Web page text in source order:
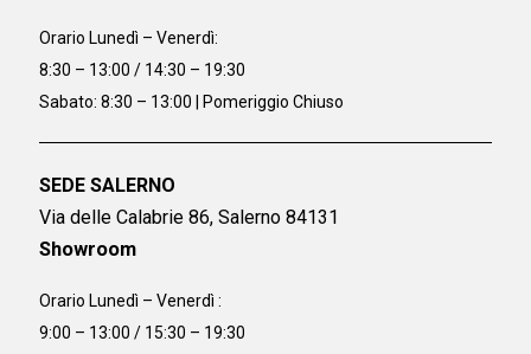
Orario Lunedì – Venerdì:
8:30 – 13:00 / 14:30 – 19:30
Sabato: 8:30 – 13:00 | Pomeriggio Chiuso
SEDE SALERNO
Via delle Calabrie 86, Salerno 84131
Showroom
Orario Lunedì – Venerdì :
9:00 – 13:00 / 15:30 – 19:30